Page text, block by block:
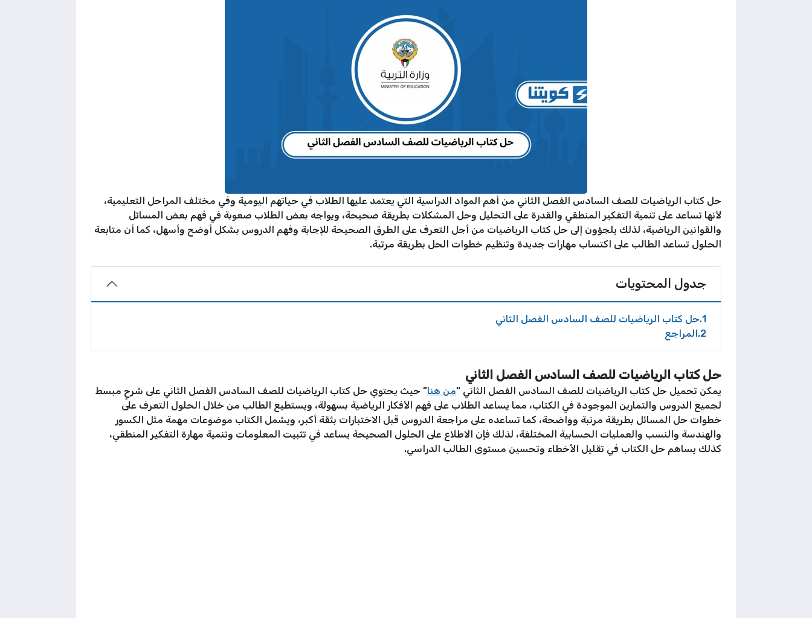
حل كتاب الرياضيات للصف السادس الفصل الثاني من أهم المواد الدراسية التي يعتمد عليها الطلاب في حياتهم اليومية وفي مختلف المراحل التعليمية،
لأنها تساعد على تنمية التفكير المنطقي والقدرة على التحليل وحل المشكلات بطريقة صحيحة، ويواجه بعض الطلاب صعوبة في فهم بعض المسائل
والقوانين الرياضية، لذلك يلجؤون إلى حل كتاب الرياضيات من أجل التعرف على الطرق الصحيحة للإجابة وفهم الدروس بشكل أوضح وأسهل، كما أن متابعة
الحلول تساعد الطالب على اكتساب مهارات جديدة وتنظيم خطوات الحل بطريقة مرتبة.
جدول المحتويات
1 حل كتاب الرياضيات للصف السادس الفصل الثاني
2 المراجع
حل كتاب الرياضيات للصف السادس الفصل الثاني
يمكن تحميل حل كتاب الرياضيات للصف السادس الفصل الثاني “من هنا” حيث يحتوي حل كتاب الرياضيات للصف السادس الفصل الثاني على شرحٍ مبسط
لجميع الدروس والتمارين الموجودة في الكتاب، مما يساعد الطلاب على فهم الأفكار الرياضية بسهولة، ويستطيع الطالب من خلال الحلول التعرف على
خطوات حل المسائل بطريقة مرتبة وواضحة، كما تساعده على مراجعة الدروس قبل الاختبارات بثقة أكبر، ويشمل الكتاب موضوعات مهمة مثل الكسور
والهندسة والنسب والعمليات الحسابية المختلفة، لذلك فإن الاطلاع على الحلول الصحيحة يساعد في تثبيت المعلومات وتنمية مهارة التفكير المنطقي،
كذلك يساهم حل الكتاب في تقليل الأخطاء وتحسين مستوى الطالب الدراسي.